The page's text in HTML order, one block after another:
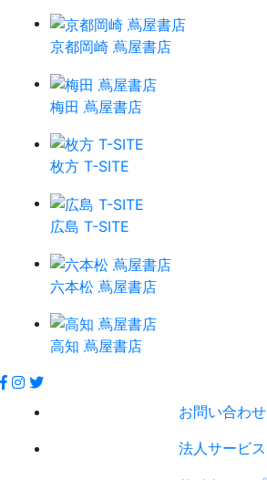
京都岡崎 蔦屋書店
梅田 蔦屋書店
枚方 T-SITE
広島 T-SITE
六本松 蔦屋書店
高知 蔦屋書店
お問い合わせ
法人サービス